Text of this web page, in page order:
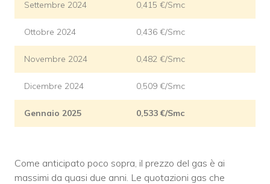
Settembre 2024 0,415 €/Smc
Ottobre 2024 0,436 €/Smc
Novembre 2024 0,482 €/Smc
Dicembre 2024 0,509 €/Smc
Gennaio 2025 0,533 €/Smc
Come anticipato poco sopra, il prezzo del gas è ai
massimi da quasi due anni. Le quotazioni gas che